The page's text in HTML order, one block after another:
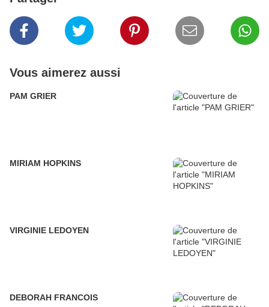
Vous aimerez aussi
PAM GRIER
MIRIAM HOPKINS
VIRGINIE LEDOYEN
DEBORAH FRANCOIS